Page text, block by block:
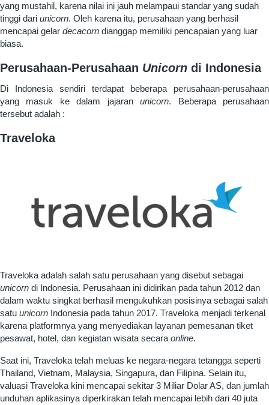
yang mustahil, karena nilai ini jauh melampaui standar yang sudah
tinggi dari unicorn. Oleh karena itu, perusahaan yang berhasil
mencapai gelar decacorn dianggap memiliki pencapaian yang luar
biasa.
Perusahaan-Perusahaan Unicorn di Indonesia
Di Indonesia sendiri terdapat beberapa perusahaan-perusahaan
yang masuk ke dalam jajaranunicorn. Beberapa perusahaan
tersebut adalah :
Traveloka
Traveloka adalah salah satu perusahaan yang disebut sebagai
unicorn di Indonesia. Perusahaan ini didirikan pada tahun 2012 dan
dalam waktu singkat berhasil mengukuhkan posisinya sebagai salah
satu unicorn Indonesia pada tahun 2017. Traveloka menjadi terkenal
karena platformnya yang menyediakan layanan pemesanan tiket
pesawat, hotel, dan kegiatan wisata secara online.
Saat ini, Traveloka telah meluas ke negara-negara tetangga seperti
Thailand, Vietnam, Malaysia, Singapura, dan Filipina. Selain itu,
valuasi Traveloka kini mencapai sekitar 3 Miliar Dolar AS, dan jumlah
unduhan aplikasinya diperkirakan telah mencapai lebih dari 40 juta